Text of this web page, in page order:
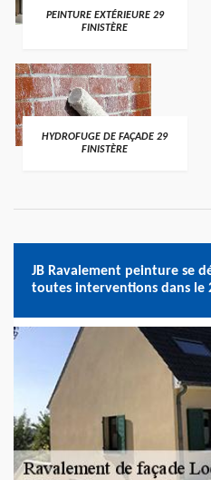
PEINTURE EXTÉRIEURE 29
FINISTÈRE
HYDROFUGE DE FAÇADE 29
FINISTÈRE
JB Ravalement peinture se
toutes interventions dans le